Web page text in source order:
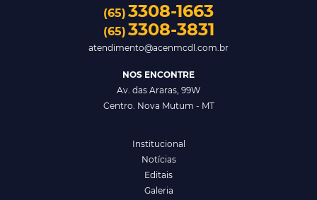
(65) 3308-1663
(65) 3308-3831
atendimento@acenmcdl.com.br
NOS ENCONTRE
Av. das Araras, 99W
Centro. Nova Mutum - MT
Institucional
Notícias
Editais
Galeria